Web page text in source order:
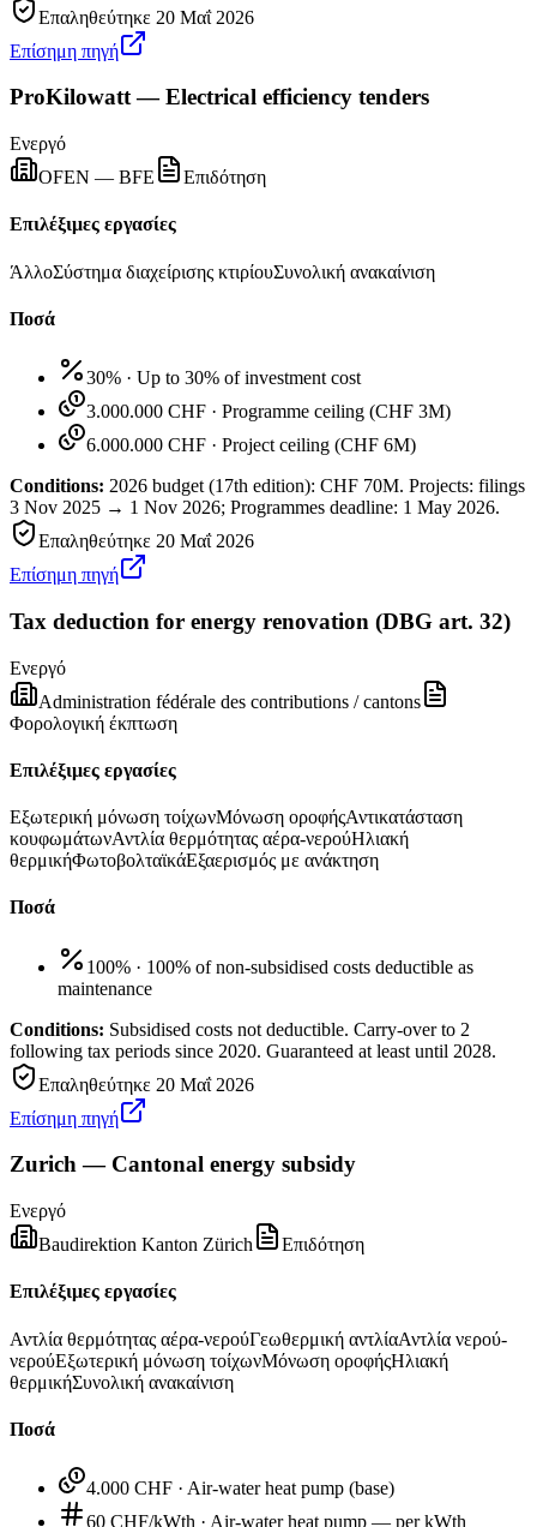
Επαληθεύτηκε 20 Μαΐ 2026
Επίσημη πηγή
ProKilowatt — Electrical efficiency tenders
Ενεργό
OFEN — BFE
Επιδότηση
Επιλέξιμες εργασίες
ΆλλοΣύστημα διαχείρισης κτιρίουΣυνολική ανακαίνιση
Ποσά
30% · Up to 30% of investment cost
3.000.000 CHF · Programme ceiling (CHF 3M)
6.000.000 CHF · Project ceiling (CHF 6M)
Conditions: 2026 budget (17th edition): CHF 70M. Projects: filings
3 Nov 2025 → 1 Nov 2026; Programmes deadline: 1 May 2026.
Επαληθεύτηκε 20 Μαΐ 2026
Επίσημη πηγή
Tax deduction for energy renovation (DBG art. 32)
Ενεργό
Administration fédérale des contributions / cantons
Φορολογική έκπτωση
Επιλέξιμες εργασίες
Εξωτερική μόνωση τοίχωνΜόνωση οροφήςΑντικατάσταση
κουφωμάτωνΑντλία θερμότητας αέρα-νερούΗλιακή
θερμικήΦωτοβολταϊκάΕξαερισμός με ανάκτηση
Ποσά
100% · 100% of non-subsidised costs deductible as
maintenance
Conditions: Subsidised costs not deductible. Carry-over to 2
following tax periods since 2020. Guaranteed at least until 2028.
Επαληθεύτηκε 20 Μαΐ 2026
Επίσημη πηγή
Zurich — Cantonal energy subsidy
Ενεργό
Baudirektion Kanton Zürich
Επιδότηση
Επιλέξιμες εργασίες
Αντλία θερμότητας αέρα-νερούΓεωθερμική αντλίαΑντλία νερού-
νερούΕξωτερική μόνωση τοίχωνΜόνωση οροφήςΗλιακή
θερμικήΣυνολική ανακαίνιση
Ποσά
4.000 CHF · Air-water heat pump (base)
60 CHF/kWth · Air-water heat pump — per kWth